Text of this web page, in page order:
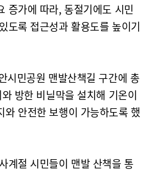
증가에 따라, 동절기에도 시민
도록 접근성과 활용도를 높이기
시민공원 맨발산책길 구간에 총
방한 비닐막을 설치해 기온이
와 안전한 보행이 가능하도록 했
계절 시민들이 맨발 산책을 통